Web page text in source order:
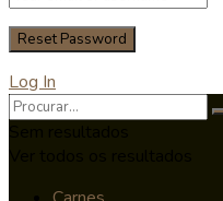
Log In